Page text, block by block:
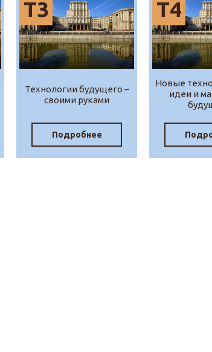
Технологии будущего –
своими руками
Подробнее
Т3
Новые
идеи и
Т4